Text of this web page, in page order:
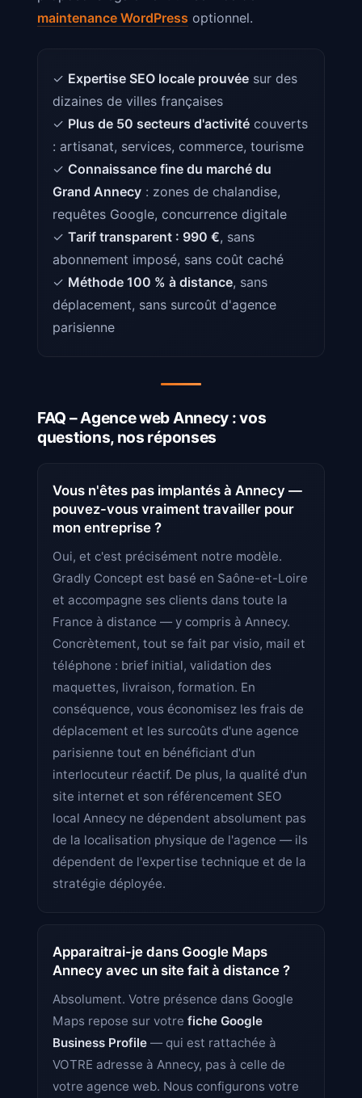
maintenance WordPress optionnel.
✓ Expertise SEO locale prouvée sur des
dizaines de villes françaises
✓ Plus de 50 secteurs d'activité couverts
: artisanat, services, commerce, tourisme
✓ Connaissance fine du marché du
Grand Annecy : zones de chalandise,
requêtes Google, concurrence digitale
✓ Tarif transparent : 990 €, sans
abonnement imposé, sans coût caché
✓ Méthode 100 % à distance, sans
déplacement, sans surcoût d'agence
parisienne
FAQ – Agence web Annecy : vos
questions, nos réponses
Vous n'êtes pas implantés à Annecy —
pouvez-vous vraiment travailler pour
mon entreprise ?
Oui, et c'est précisément notre modèle.
Gradly Concept est basé en Saône-et-Loire
et accompagne ses clients dans toute la
France à distance — y compris à Annecy.
Concrètement, tout se fait par visio, mail et
téléphone : brief initial, validation des
maquettes, livraison, formation. En
conséquence, vous économisez les frais de
déplacement et les surcoûts d'une agence
parisienne tout en bénéficiant d'un
interlocuteur réactif. De plus, la qualité d'un
site internet et son référencement SEO
local Annecy ne dépendent absolument pas
de la localisation physique de l'agence — ils
dépendent de l'expertise technique et de la
stratégie déployée.
Apparaitrai-je dans Google Maps
Annecy avec un site fait à distance ?
Absolument. Votre présence dans Google
Maps repose sur votre fiche Google
Business Profile — qui est rattachée à
VOTRE adresse à Annecy, pas à celle de
votre agence web. Nous configurons votre